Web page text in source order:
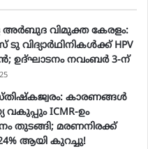
അർബുദ വിമുക്ത കേരളം:
വിദ്യാർഥിനികൾക്ക് HPV
ഉദ്ഘാടനം നവംബർ 3-ന്
കാരണങ്ങൾ
ICMR-ഉം
തുടങ്ങി; മരണനിരക്ക്
ആയി കുറച്ചു!